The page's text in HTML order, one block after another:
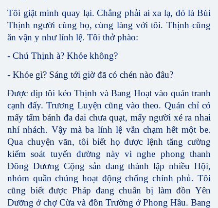
Tôi giật mình quay lại. Chẳng phải ai xa lạ, đó là Bùi
Thịnh người cùng họ, cùng làng với tôi. Thịnh cũng
ăn vận y như lính lệ. Tôi thở phào:
- Chú Thịnh à? Khỏe không?
- Khỏe gì? Sáng tới giờ đã có chén nào đâu?
Được dịp tôi kéo Thịnh và Bang Hoạt vào quán tranh
cạnh đấy. Trương Luyện cũng vào theo. Quán chỉ có
mấy tấm bánh đa dai chưa quạt, mấy người xé ra nhai
nhí nhách. Vậy mà ba lính lệ vẫn chạm hết một be.
Qua chuyện vãn, tôi biết họ được lệnh tăng cường
kiểm soát tuyến đường này vì nghe phong thanh
Đông Dương Cộng sản đang thành lập nhiều Hội,
nhóm quần chúng hoạt động chống chính phủ. Tôi
cũng biết được Pháp đang chuẩn bị làm đồn Yên
Dưỡng ở chợ Cừa và đồn Trường ở Phong Hầu. Bang